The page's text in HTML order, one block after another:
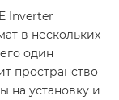
Inverter
в нескольких
один
пространство
на установку и